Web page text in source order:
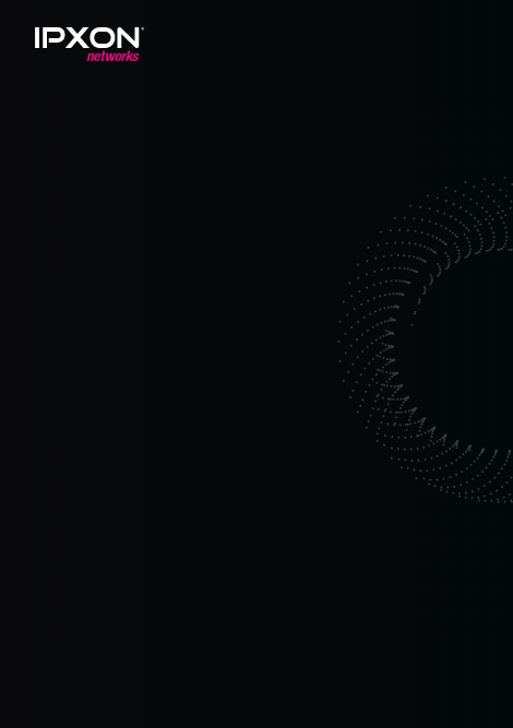
Header